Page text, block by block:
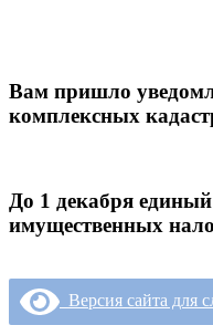
Вам пришло
комплексных
До 1 декабря
имущественных
Версия сайта для